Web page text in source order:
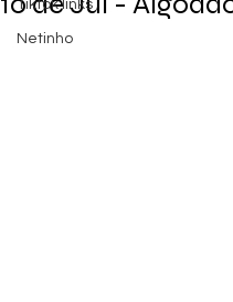
Tiktok links
Netinho